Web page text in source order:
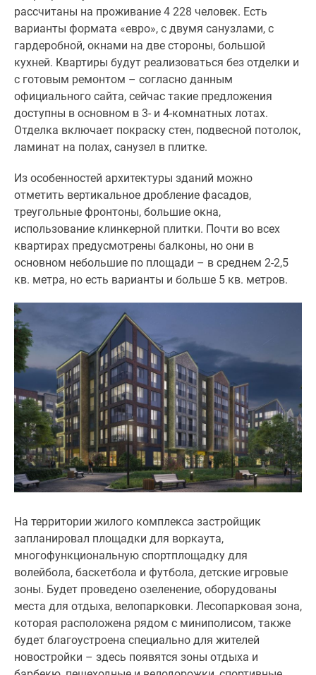
Траншевая
ипотека
Дома
коттеджи
Коттеджные
поселки
Новой
Москве
поселки
коттеджные
Коттеджные
поселки
лесу
Коттеджные
поселки
водоема
Коттеджные
поселки
ипотеку
Бизнес-
Коттеджи
Скидки
акции
Макс
рассчитаны на проживание 4 228 человек. Есть
варианты формата «евро», с двумя санузлами, с
гардеробной, окнами на две стороны, большой
кухней. Квартиры будут реализоваться без отделки и
с готовым ремонтом – согласно данным
официального сайта, сейчас такие предложения
доступны в основном в 3- и 4-комнатных лотах.
Отделка включает покраску стен, подвесной потолок,
ламинат на полах, санузел в плитке.
Из особенностей архитектуры зданий можно
отметить вертикальное дробление фасадов,
треугольные фронтоны, большие окна,
использование клинкерной плитки. Почти во всех
квартирах предусмотрены балконы, но они в
основном небольшие по площади – в среднем 2-2,5
кв. метра, но есть варианты и больше 5 кв. метров.
На территории жилого комплекса застройщик
запланировал площадки для воркаута,
многофункциональную спортплощадку для
волейбола, баскетбола и футбола, детские игровые
зоны. Будет проведено озеленение, оборудованы
места для отдыха, велопарковки. Лесопарковая зона,
которая расположена рядом с миниполисом, также
будет благоустроена специально для жителей
новостройки – здесь появятся зоны отдыха и